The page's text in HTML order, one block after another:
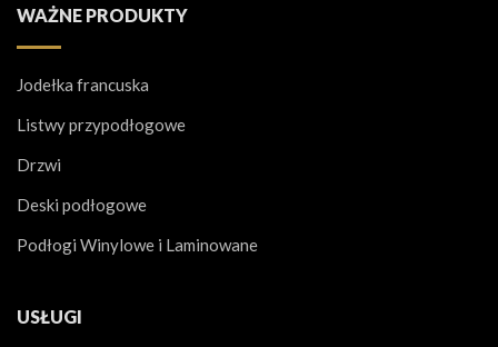
WAŻNE PRODUKTY
Jodełka francuska
Listwy przypodłogowe
Drzwi
Deski podłogowe
Podłogi Winylowe i Laminowane
USŁUGI